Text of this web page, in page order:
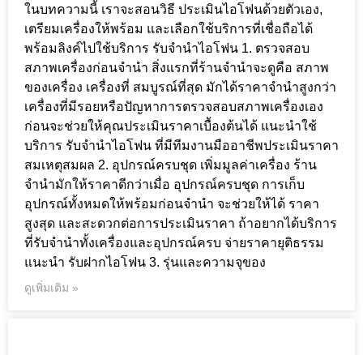
ในบทความนี้ เราจะสอนวิธี ประเมินไอโฟนด้วยตัวเอง,
เตรียมเครื่องให้พร้อม และเลือกใช้บริการที่เชื่อถือได้
พร้อมลิงค์ไปใช้บริการ รับจำนำไอโฟน 1. ตรวจสอบ
สภาพเครื่องก่อนจำนำ สิ่งแรกที่ร้านจำนำจะดูคือ สภาพ
ของเครื่อง เครื่องที่ สมบูรณ์ที่สุด มักได้ราคาจำนำสูงกว่า
เครื่องที่มีรอยหรือปัญหาการตรวจสอบสภาพเครื่องเอง
ก่อนจะช่วยให้คุณประเมินราคาเบื้องต้นได้ แนะนำใช้
บริการ รับจำนำไอโฟน ที่มีทีมงานมืออาชีพประเมินราคา
สมเหตุสมผล 2. อุปกรณ์ครบชุด เพิ่มมูลค่าเครื่อง ร้าน
จำนำมักให้ราคาดีกว่าเมื่อ อุปกรณ์ครบชุด การเก็บ
อุปกรณ์ทั้งหมดให้พร้อมก่อนจำนำ จะช่วยให้ได้ ราคา
สูงสุด และสะดวกต่อการประเมินราคา ถ้าอยากได้บริการ
ที่รับจำนำทั้งเครื่องและอุปกรณ์ครบ จ่ายราคายุติธรรม
แนะนำ รับฝากไอโฟน 3. รุ่นและความจุของ
ดูเพิ่มเติม »